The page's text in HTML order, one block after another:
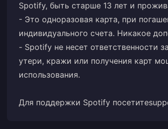
Spotify, быть старше 13 лет и
- Это одноразовая карта, при
индивидуального счета. Никакое
- Spotify не несет ответственности
утери, кражи или получения карт
использования.
Для поддержки Spotify посетите